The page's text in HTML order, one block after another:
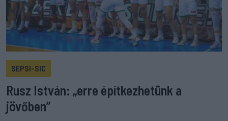
SEPSI-SIC
Rusz István: „erre építkezhetünk a
jövőben”